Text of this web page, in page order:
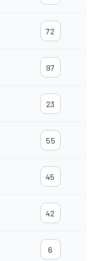
72
97
23
55
45
42
6